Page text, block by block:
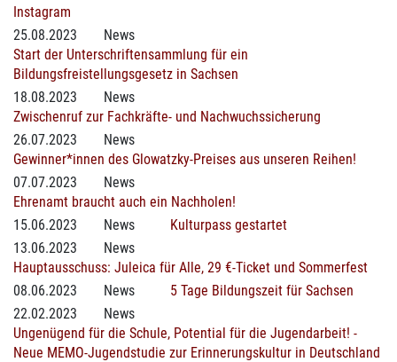
Instagram
25.08.2023
News
Start der Unterschriftensammlung für ein
Bildungsfreistellungsgesetz in Sachsen
18.08.2023
News
Zwischenruf zur Fachkräfte- und Nachwuchssicherung
26.07.2023
News
Gewinner*innen des Glowatzky-Preises aus unseren Reihen!
07.07.2023
News
Ehrenamt braucht auch ein Nachholen!
15.06.2023
News
Kulturpass gestartet
13.06.2023
News
Hauptausschuss: Juleica für Alle, 29 €-Ticket und Sommerfest
08.06.2023
News
5 Tage Bildungszeit für Sachsen
22.02.2023
News
Ungenügend für die Schule, Potential für die Jugendarbeit! -
Neue MEMO-Jugendstudie zur Erinnerungskultur in Deutschland